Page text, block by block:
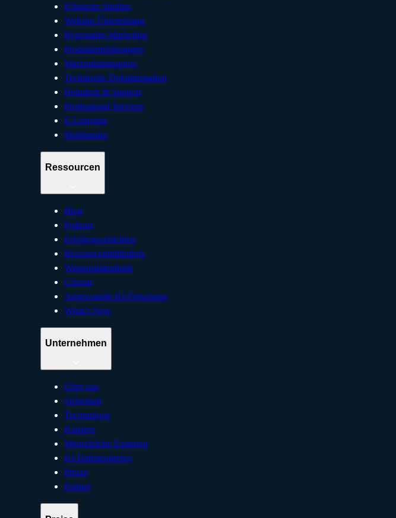
Klinische Studien
Website-Übersetzung
Regionales Marketing
Produkteinführungen
Markenkampagnen
Technische Dokumentation
Helpdesk & Support
Professional Services
E-Learning
Multimedia
Ressourcen
Blog
Podcast
Erfolgsgeschichten
Ressourcenbibliothek
Wissensdatenbank
Glossar
Angewandte KI-Forschung
What’s New
Unternehmen
Über uns
Sicherheit
Technologie
Karriere
Menschliche Experten
KI-Datenexperten
Presse
Partner